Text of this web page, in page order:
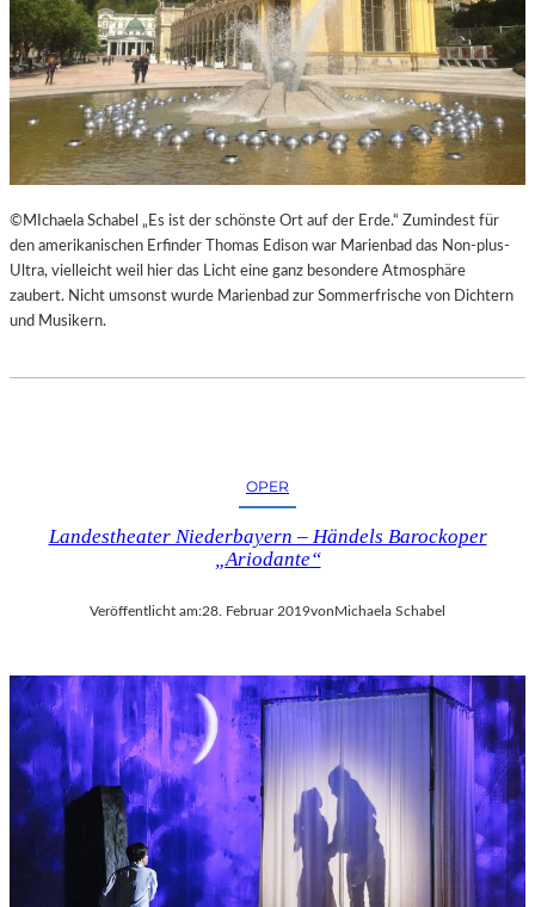
H
©MIchaela Schabel „Es ist der schönste Ort auf der Erde.“ Zumindest für
den amerikanischen Erfinder Thomas Edison war Marienbad das Non-plus-
Ultra, vielleicht weil hier das Licht eine ganz besondere Atmosphäre
zaubert. Nicht umsonst wurde Marienbad zur Sommerfrische von Dichtern
und Musikern.
OPER
Landestheater Niederbayern – Händels Barockoper
„Ariodante“
Veröffentlicht am:28. Februar 2019vonMichaela Schabel